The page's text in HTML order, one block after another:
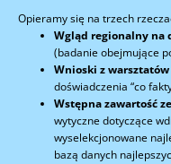
Opieramy się na trzech
Wgląd regionalny na
(badanie obejmujące
Wnioski z
doświadczenia “co
Wstępna zawartość
wytyczne dotyczące
wyselekcjonowane
bazą danych